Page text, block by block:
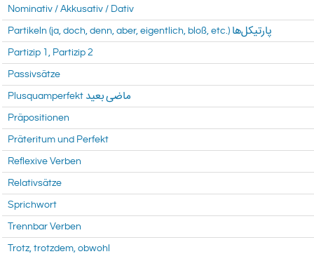
Nominativ / Akkusativ / Dativ
Partikeln (ja, doch, denn, aber, eigentlich, bloß, etc.) پارتیکل‌ها
Partizip 1, Partizip 2
Passivsätze
Plusquamperfekt ماضی بعید
Präpositionen
Präteritum und Perfekt
Reflexive Verben
Relativsätze
Sprichwort
Trennbar Verben
Trotz, trotzdem, obwohl